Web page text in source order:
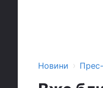
Новини ›